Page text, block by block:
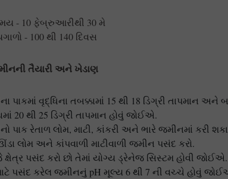
- 10 ફેબ્રુઆરીથી 30 મે
- 100 થી 140 દિવસ
તૈયારી અને ખેડાણ
ના પાકમાં વૃદ્ધિના તબક્કામાં 15 થી 18 ડિગ્રી તાપમાન અને
20 થી 25 ડિગ્રી તાપમાન હોવું જોઈએ.
પાક રેતાળ લોમ, માટી, કાંકરી અને ભારે જમીનમાં કરી
લોમ અને કાંપવાળી માટીવાળી જમીન પસંદ કરો.
પસંદ કરો છો તેમાં યોગ્ય ડ્રેનેજ સિસ્ટમ હોવી જોઈએ.
પસંદ કરેલ જમીનનું pH મૂલ્ય 6 થી 7 ની વચ્ચે હોવું